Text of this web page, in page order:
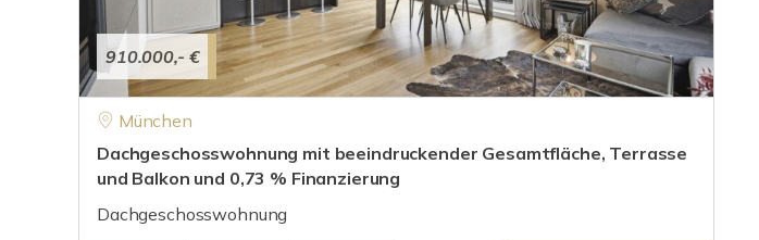
910.000,- €
München
Dachgeschosswohnung mit beeindruckender Gesamtfläche, Terrasse
und Balkon und 0,73 % Finanzierung
Dachgeschosswohnung